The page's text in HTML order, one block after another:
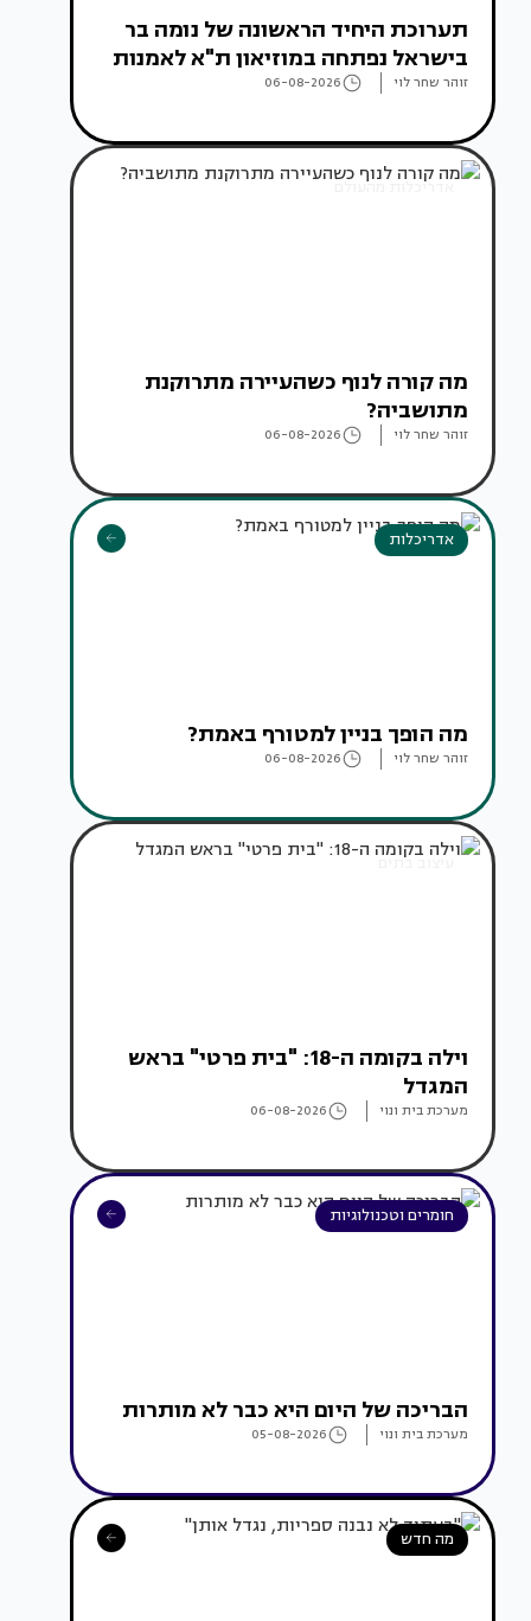
תערוכת היחיד הראשונה של נומה בר
בישראל נפתחה במוזיאון ת"א לאמנות
זוהר שחר לוי 06-08-2026
אדריכלות מהעולם
מה קורה לנוף כשהעיירה מתרוקנת
מתושביה?
זוהר שחר לוי 06-08-2026
אדריכלות
מה הופך בניין למטורף באמת?
זוהר שחר לוי 06-08-2026
עיצוב בתים
וילה בקומה ה-18: "בית פרטי" בראש
המגדל
מערכת בית ונוי 06-08-2026
חומרים וטכנולוגיות
הבריכה של היום היא כבר לא מותרות
מערכת בית ונוי 05-08-2026
מה חדש